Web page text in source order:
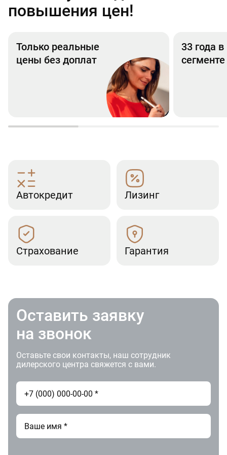
повышения цен!
Только реальные
цены без доплат
33 года
сегменте
Автокредит Лизинг
Страхование Гарантия
Оставить заявку
на звонок
Оставьте свои контакты, наш сотрудник
дилерского центра свяжется с вами.